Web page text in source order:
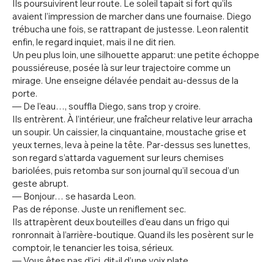
Ils poursuivirent leur route. Le soleil tapait si fort qu’ils
avaient l’impression de marcher dans une fournaise. Diego
trébucha une fois, se rattrapant de justesse. Leon ralentit
enfin, le regard inquiet, mais il ne dit rien.
Un peu plus loin, une silhouette apparut: une petite échoppe
poussiéreuse, posée là sur leur trajectoire comme un
mirage. Une enseigne délavée pendait au-dessus de la
porte.
— De l’eau…, souffla Diego, sans trop y croire.
Ils entrèrent. À l’intérieur, une fraîcheur relative leur arracha
un soupir. Un caissier, la cinquantaine, moustache grise et
yeux ternes, leva à peine la tête. Par-dessus ses lunettes,
son regard s’attarda vaguement sur leurs chemises
bariolées, puis retomba sur son journal qu’il secoua d’un
geste abrupt.
— Bonjour… se hasarda Leon.
Pas de réponse. Juste un reniflement sec.
Ils attrapèrent deux bouteilles d’eau dans un frigo qui
ronronnait à l’arrière-boutique. Quand ils les posèrent sur le
comptoir, le tenancier les toisa, sérieux.